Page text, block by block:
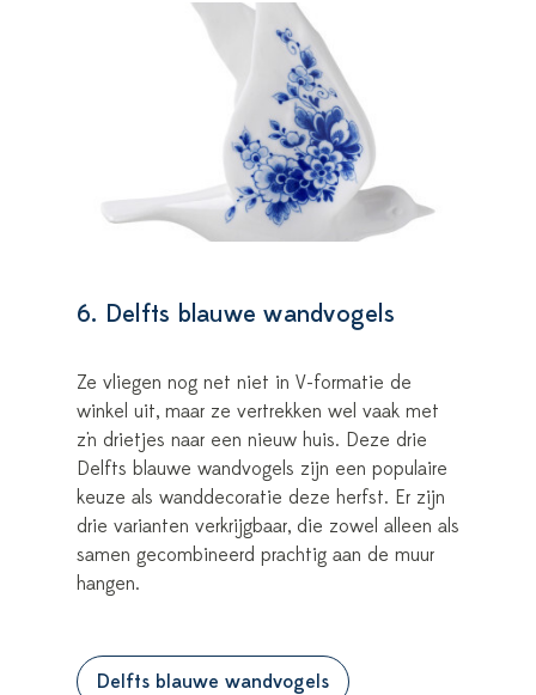
6. Delfts blauwe wandvogels
Ze vliegen nog net niet in V-formatie de
winkel uit, maar ze vertrekken wel vaak met
z'n drietjes naar een nieuw huis. Deze drie
Delfts blauwe wandvogels zijn een populaire
keuze als wanddecoratie deze herfst. Er zijn
drie varianten verkrijgbaar, die zowel alleen als
samen gecombineerd prachtig aan de muur
hangen.
Delfts blauwe wandvogels